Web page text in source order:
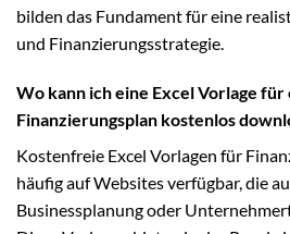
bilden das Fundament für eine
und Finanzierungsstrategie.
Wo kann ich eine Excel Vorlage für
Finanzierungsplan kostenlos
Kostenfreie Excel Vorlagen für
häufig auf Websites verfügbar, die
Businessplanung oder